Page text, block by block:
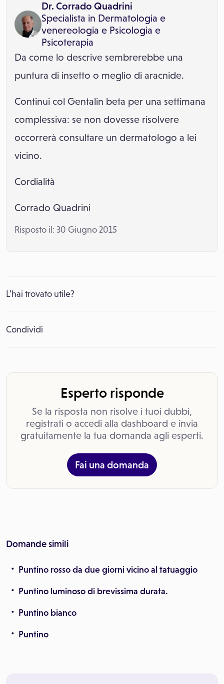
Dr. Corrado Quadrini
Specialista in Dermatologia e
venereologia e Psicologia e
Psicoterapia
Da come lo descrive sembrerebbe una
puntura di insetto o meglio di aracnide.
Continui col Gentalin beta per una settimana
complessiva: se non dovesse risolvere
occorrerà consultare un dermatologo a lei
vicino.
Cordialità
Corrado Quadrini
Risposto il: 30 Giugno 2015
L’hai trovato utile?
Condividi
Esperto risponde
Se la risposta non risolve i tuoi dubbi,
registrati o accedi alla dashboard e invia
gratuitamente la tua domanda agli esperti.
Fai una domanda
Domande simili
Puntino rosso da due giorni vicino al tatuaggio
Puntino luminoso di brevissima durata.
Puntino bianco
Puntino